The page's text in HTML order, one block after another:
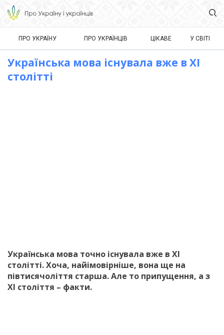
ПРО УКРАЇНУ ПРО УКРАЇНЦІВ ЦІКАВЕ У СВІТІ
Українська мова існувала вже в XI
столітті
Українська мова точно існувала вже в XI
столітті. Хоча, найімовірніше, вона ще на
півтисячоліття старша. Але то припущення, а з
XI століття – факти.